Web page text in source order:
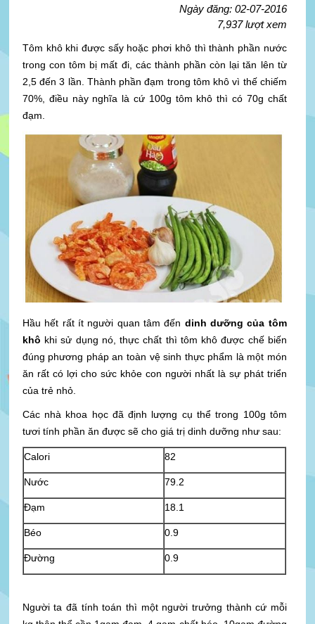
Ngày đăng: 02-07-2016
7,937 lượt xem
Tôm khô khi được sấy hoặc phơi khô thì thành phần nước
trong con tôm bị mất đi, các thành phần còn lại tăn lên từ
2,5 đến 3 lần. Thành phần đạm trong tôm khô vì thế chiếm
70%, điều này nghĩa là cứ 100g tôm khô thì có 70g chất
đạm.
Hầu hết rất ít người quan tâm đến dinh dưỡng của tôm
khô khi sử dụng nó, thực chất thì tôm khô được chế biến
đúng phương pháp an toàn vệ sinh thực phẩm là một món
ăn rất có lợi cho sức khỏe con người nhất là sự phát triển
của trẻ nhỏ.
Các nhà khoa học đã định lượng cụ thể trong 100g tôm
tươi tính phần ăn được sẽ cho giá trị dinh dưỡng như sau:
Calori 82
Nước 79.2
Đạm 18.1
Béo 0.9
Đường 0.9
Người ta đã tính toán thì một người trưởng thành cứ mỗi